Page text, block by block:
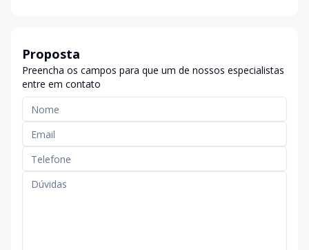
Proposta
Preencha os campos para que um de nossos especialistas
entre em contato